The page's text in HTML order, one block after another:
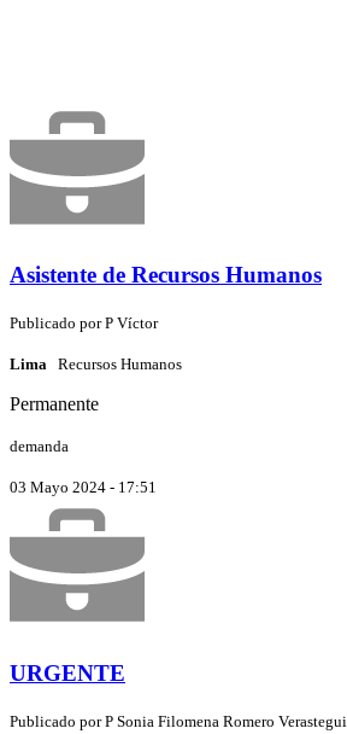
Asistente de Recursos Humanos
Publicado porP Víctor
Lima Recursos Humanos
Permanente
demanda
03 Mayo 2024 - 17:51
URGENTE
Publicado porP Sonia Filomena Romero Verastegui